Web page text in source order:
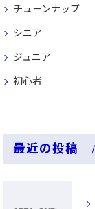
チューンナップ
シニア
ジュニア
初心者
最近の投稿